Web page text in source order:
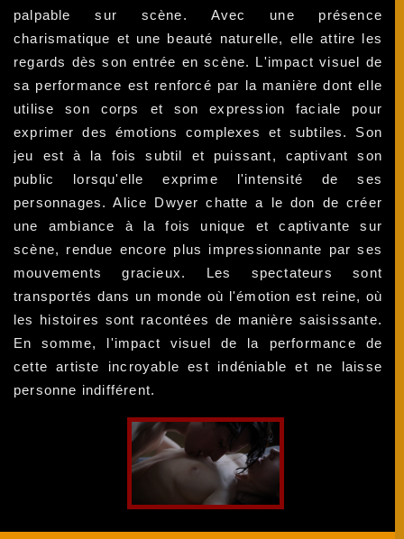
palpable sur scène. Avec une présence
charismatique et une beauté naturelle, elle attire les
regards dès son entrée en scène. L'impact visuel de
sa performance est renforcé par la manière dont elle
utilise son corps et son expression faciale pour
exprimer des émotions complexes et subtiles. Son
jeu est à la fois subtil et puissant, captivant son
public lorsqu'elle exprime l'intensité de ses
personnages. Alice Dwyer chatte a le don de créer
une ambiance à la fois unique et captivante sur
scène, rendue encore plus impressionnante par ses
mouvements gracieux. Les spectateurs sont
transportés dans un monde où l'émotion est reine, où
les histoires sont racontées de manière saisissante.
En somme, l'impact visuel de la performance de
cette artiste incroyable est indéniable et ne laisse
personne indifférent.